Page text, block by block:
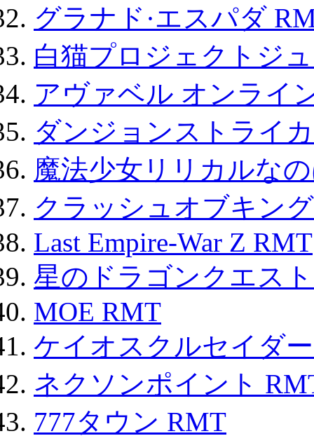
グラナド·エスパダ
白猫プロジェクトジ
アヴァベル オンライ
ダンジョンストライ
魔法少女リリカルな
クラッシュオブキン
Last Empire-War Z RMT
星のドラゴンクエス
MOE RMT
ケイオスクルセイダ
ネクソンポイント
777タウン RMT